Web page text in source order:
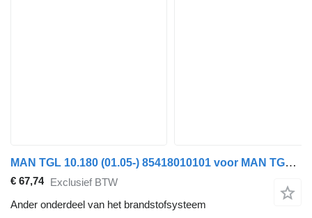
MAN TGL 10.180 (01.05-) 85418010101 voor MAN TGL, TGM, TGS, TGX (2005-2021) trekker
€ 67,74 Exclusief BTW
Ander onderdeel van het brandstofsysteem